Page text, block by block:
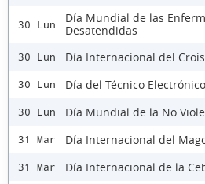
30 Lun
Día Mundial de las
Desatendidas
30 Lun Día Internacional del
30 Lun Día del Técnico Electrónico
30 Lun Día Mundial de la No
31 Mar Día Internacional del
31 Mar Día Internacional de la